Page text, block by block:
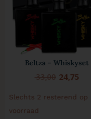
Beltza – Whiskyset
33,00 24,75
Slechts 2 resterend op
voorraad